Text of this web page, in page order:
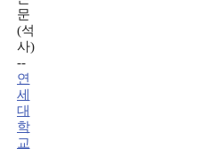
문
(석
사)
--
연
세
대
학
교